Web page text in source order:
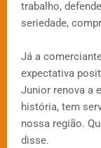
trabalho,
seriedade,
Já a
expectativa
Junior renova a
história, tem
nossa região.
disse.